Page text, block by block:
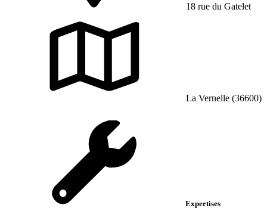
18 rue du Gatelet
La Vernelle (36600)
Expertises